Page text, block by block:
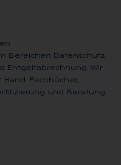
Bereichen Datenschutz,
Entgeltabrechnung. Wir
Fachbücher,
und Beratung.